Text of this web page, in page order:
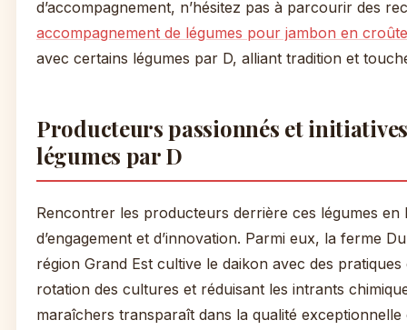
d’accompagnement, n’hésitez pas à parcourir des
accompagnement de légumes pour jambon en croûte
avec certains légumes par D, alliant tradition et
Producteurs passionnés et
légumes par D
Rencontrer les producteurs derrière ces légumes en
d’engagement et d’innovation. Parmi eux, la ferme
région Grand Est cultive le daikon avec des
rotation des cultures et réduisant les intrants
maraîchers transparaît dans la qualité